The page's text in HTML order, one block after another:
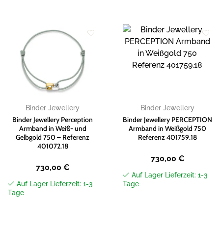
Zur
Wunschliste
hinzufügen
Binder Jewellery
Binder Jewellery Perception
Armband in Weiß- und
Gelbgold 750 – Referenz
401072.18
730,00 €
Auf Lager Lieferzeit: 1-3
Tage
Wunschliste
hinzufügen
Binder Jewellery
Binder Jewellery PERCEPTION
Armband in Weißgold 750
Referenz 401759.18
730,00 €
Auf Lager Lieferzeit: 1-3
Tage